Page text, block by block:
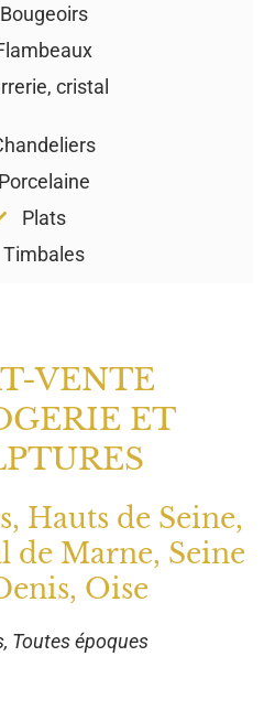
Bougeoirs
cristal
Porcelaine
Plats
Timbales
VENTE
ET
Hauts de Seine,
de Marne, Seine
Oise
Toutes époques